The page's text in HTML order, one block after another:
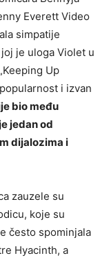
Everett Video
simpatije
je uloga Violet u
Up
i izvan
bio među
jedan od
dijalozima i
zauzele su
koje su
često spominjala
Hyacinth, a